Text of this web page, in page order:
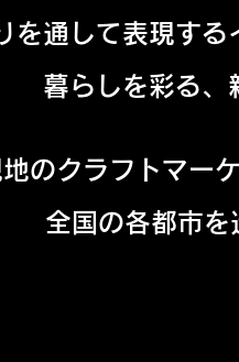
を通して表現する
暮らしを彩る、
のクラフトマー
全国の各都市を